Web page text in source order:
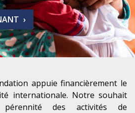
appuie financièrement le
internationale. Notre souhait
des activités de